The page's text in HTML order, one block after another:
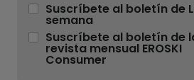
Suscríbete al boletín de
semana
Suscríbete al boletín de
revista mensual EROSKI
Consumer